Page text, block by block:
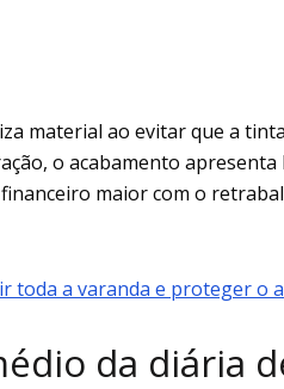
material ao evitar que a
o acabamento
maior com o
toda a varanda e proteger o
da diária